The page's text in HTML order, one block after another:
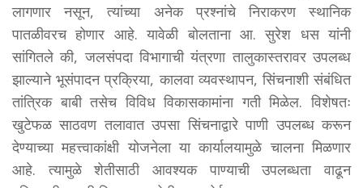
लागणार नसून, त्यांच्या अनेक प्रश्नांचे निराकरण स्थानिक
पातळीवरच होणार आहे. यावेळी बोलताना आ. सुरेश धस यांनी
सांगितले की, जलसंपदा विभागाची यंत्रणा तालुकास्तरावर उपलब्ध
झाल्याने भूसंपादन प्रक्रिया, कालवा व्यवस्थापन, सिंचनाशी संबंधित
तांत्रिक बाबी तसेच विविध विकासकामांना गती मिळेल. विशेषतः
खुटेफळ साठवण तलावात उपसा सिंचनाद्वारे पाणी उपलब्ध करून
देण्याच्या महत्त्वाकांक्षी योजनेला या कार्यालयामुळे चालना मिळणार
आहे. त्यामुळे शेतीसाठी आवश्यक पाण्याची उपलब्धता वाढून